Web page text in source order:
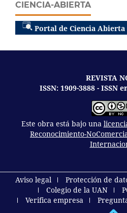
CIENCIA-ABIERTA
Portal de Ciencia Abierta
REVISTA
ISSN: 1909-3888 - ISSN
Este obra está bajo una
Reconocimiento-
Aviso legal Protección de
Colegio de la UAN
Verifica empresa